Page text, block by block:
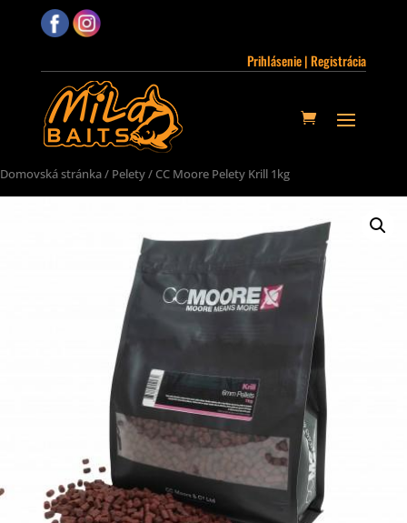
Prihlásenie | Registrácia
Domovská stránka/ Pelety/ CC Moore Pelety Krill 1kg